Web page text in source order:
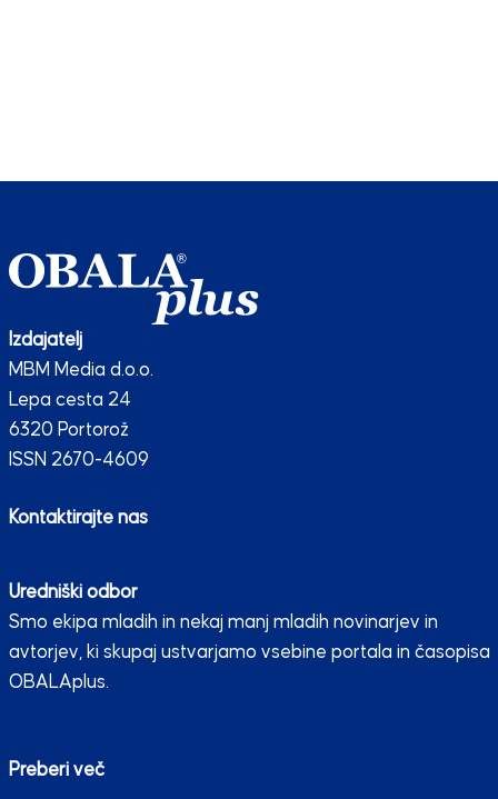
Izdajatelj
MBM Media d.o.o.
Lepa cesta 24
6320 Portorož
ISSN 2670-4609
Kontaktirajte nas
Uredniški odbor
Smo ekipa mladih in nekaj manj mladih novinarjev in
avtorjev, ki skupaj ustvarjamo vsebine portala in časopisa
OBALAplus.
Preberi več